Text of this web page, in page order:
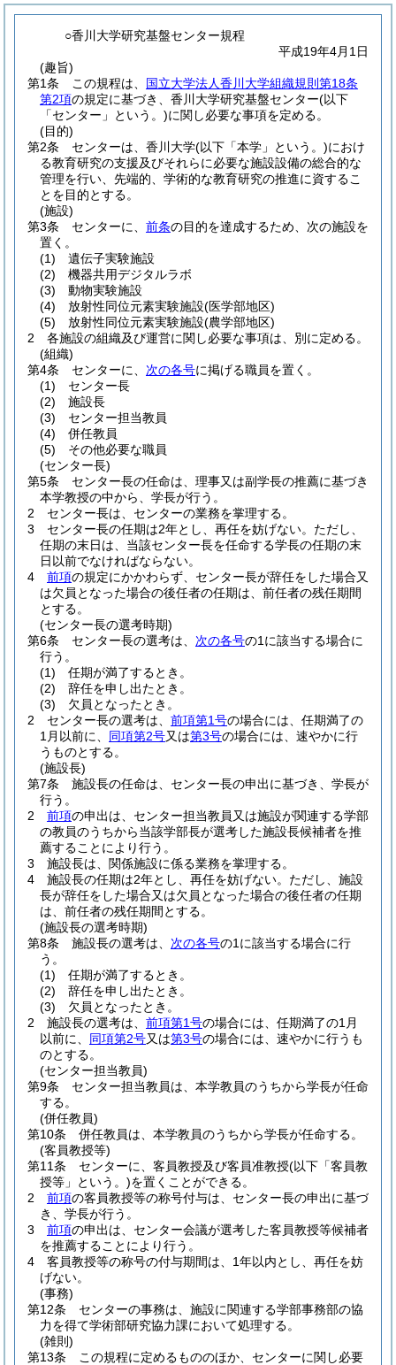
○香川大学研究基盤センター規程
平成19年4月1日
(趣旨)
第1条
この規程は、 国立大学法人香川大学組織規則第18条
第2項の規定に基づき、香川大学研究基盤センター(以下
「センター」という。)に関し必要な事項を定める。
(目的)
第2条
センターは、香川大学(以下「本学」という。)におけ
る教育研究の支援及びそれらに必要な施設設備の総合的な
管理を行い、先端的、学術的な教育研究の推進に資するこ
とを目的とする。
(施設)
第3条
センターに、 前条の目的を達成するため、次の施設を
置く。
(1)
遺伝子実験施設
(2)
機器共用デジタルラボ
(3)
動物実験施設
(4)
放射性同位元素実験施設(医学部地区)
(5)
放射性同位元素実験施設(農学部地区)
2
各施設の組織及び運営に関し必要な事項は、別に定める。
(組織)
第4条
センターに、 次の各号に掲げる職員を置く。
(1)
センター長
(2)
施設長
(3)
センター担当教員
(4)
併任教員
(5)
その他必要な職員
(センター長)
第5条
センター長の任命は、理事又は副学長の推薦に基づき
本学教授の中から、学長が行う。
2
センター長は、センターの業務を掌理する。
3
センター長の任期は2年とし、再任を妨げない。 ただし、
任期の末日は、当該センター長を任命する学長の任期の末
日以前でなければならない。
4
前項の規定にかかわらず、センター長が辞任をした場合又
は欠員となった場合の後任者の任期は、前任者の残任期間
とする。
(センター長の選考時期)
第6条
センター長の選考は、 次の各号の1に該当する場合に
行う。
(1)
任期が満了するとき。
(2)
辞任を申し出たとき。
(3)
欠員となったとき。
2
センター長の選考は、 前項第1号の場合には、任期満了の
1月以前に、 同項第2号又は第3号の場合には、速やかに行
うものとする。
(施設長)
第7条
施設長の任命は、センター長の申出に基づき、学長が
行う。
2
前項の申出は、センター担当教員又は施設が関連する学部
の教員のうちから当該学部長が選考した施設長候補者を推
薦することにより行う。
3
施設長は、関係施設に係る業務を掌理する。
4
施設長の任期は2年とし、再任を妨げない。 ただし、施設
長が辞任をした場合又は欠員となった場合の後任者の任期
は、前任者の残任期間とする。
(施設長の選考時期)
第8条
施設長の選考は、 次の各号の1に該当する場合に行
う。
(1)
任期が満了するとき。
(2)
辞任を申し出たとき。
(3)
欠員となったとき。
2
施設長の選考は、 前項第1号の場合には、任期満了の1月
以前に、 同項第2号又は第3号の場合には、速やかに行うも
のとする。
(センター担当教員)
第9条
センター担当教員は、本学教員のうちから学長が任命
する。
(併任教員)
第10条
併任教員は、本学教員のうちから学長が任命する。
(客員教授等)
第11条
センターに、客員教授及び客員准教授(以下「客員教
授等」という。)を置くことができる。
2
前項の客員教授等の称号付与は、センター長の申出に基づ
き、学長が行う。
3
前項の申出は、センター会議が選考した客員教授等候補者
を推薦することにより行う。
4
客員教授等の称号の付与期間は、1年以内とし、再任を妨
げない。
(事務)
第12条
センターの事務は、施設に関連する学部事務部の協
力を得て学術部研究協力課において処理する。
(雑則)
第13条
この規程に定めるもののほか、センターに関し必要